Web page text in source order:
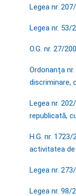
Legea nr.
Legea nr. 53/
O.G. nr. 27/
Ordonanţa
discriminare,
Legea nr.
republicată,
H.G. nr.
activitatea
Legea nr.
Legea nr. 98/